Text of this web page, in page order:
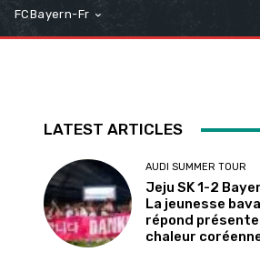
FCBayern-Fr
LATEST ARTICLES
AUDI SUMMER TOUR
Jeju SK 1-2
La jeunesse
répond présente
chaleur